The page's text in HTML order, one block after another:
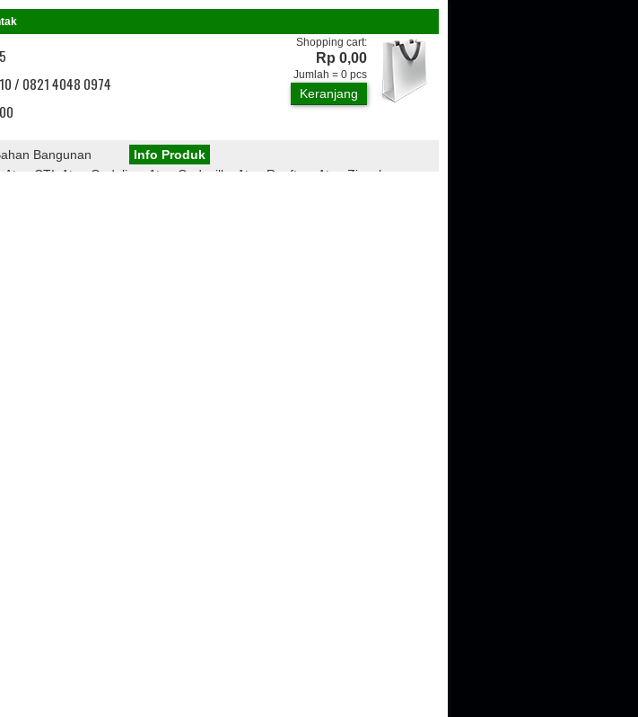
/ 0821 4048 0974
Shopping cart:
Rp 0,00
Jumlah = 0 pcs
Keranjang
Bangunan
Info Produk
CTI, Atap Onduline, Atap Onduvilla, Atap Rooftop, Atap Zincalume,
Polycarbonate, Rangka Atap Baja Ringan, Genteng Metal, Plafon